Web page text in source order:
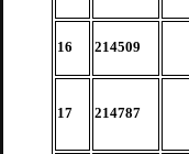
16 214509
17 214787